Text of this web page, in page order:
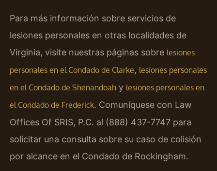
Para más información sobre servicios de
lesiones personales en otras localidades de
Virginia, visite nuestras páginas sobre lesiones
personales en el Condado de Clarke, lesiones personales
en el Condado de Shenandoah y lesiones personales en
el Condado de Frederick. Comuníquese con Law
Offices Of SRIS, P.C. al (888) 437-7747 para
solicitar una consulta sobre su caso de colisión
por alcance en el Condado de Rockingham.